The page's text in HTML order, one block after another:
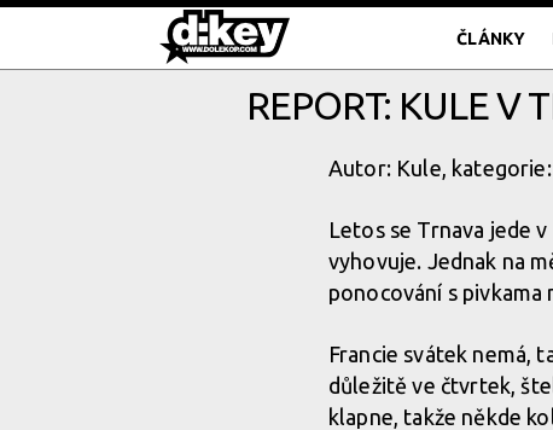
ČLÁNKY
REPORT: KULE V
Autor: Kule, kategorie:
Letos se Trnava jede
vyhovuje. Jednak na
ponocování s
Francie svátek nemá,
důležitě ve čtvrtek,
klapne, takže někde